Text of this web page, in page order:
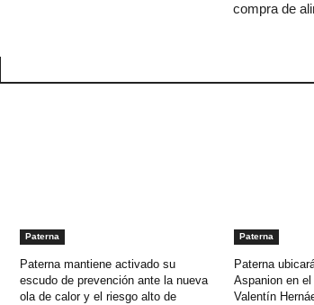
compra de
Paterna
Paterna mantiene activado su
escudo de prevención ante la nueva
ola de calor y el riesgo alto de
Paterna
Paterna
Aspanion en
Valentín